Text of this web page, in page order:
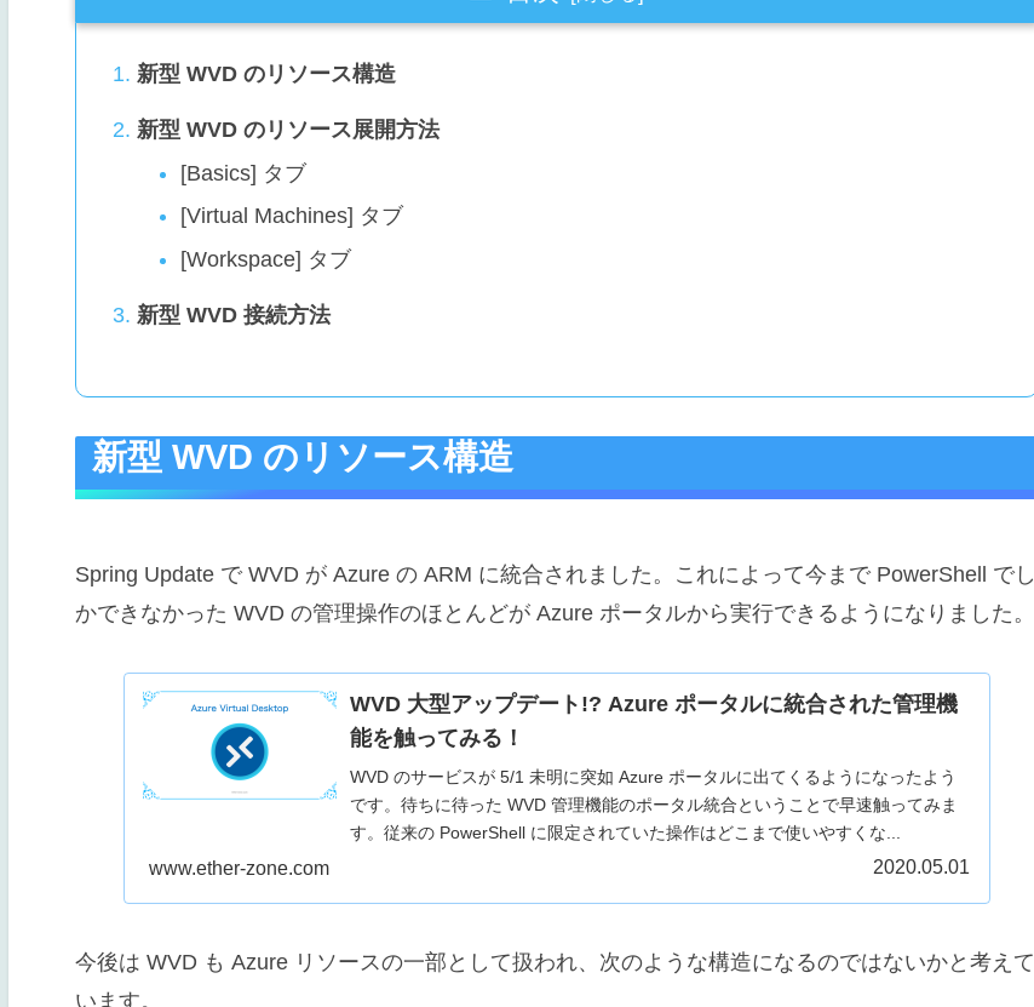
新型 WVD のリソース構造
新型 WVD のリソース展開方法
[Basics] タブ
[Virtual Machines] タブ
[Workspace] タブ
新型 WVD 接続方法
新型 WVD のリソース構造
Spring Update で WVD が Azure の ARM に統合されました。これによって今まで PowerShell でし
かできなかった WVD の管理操作のほとんどが Azure ポータルから実行できるようになりました。
WVD 大型アップデート!? Azure ポータルに統合された管理機
能を触ってみる！
WVD のサービスが 5/1 未明に突如 Azure ポータルに出てくるようになったよう
です。待ちに待った WVD 管理機能のポータル統合ということで早速触ってみま
す。従来の PowerShell に限定されていた操作はどこまで使いやすくな...
www.ether-zone.com 2020.05.01
今後は WVD も Azure リソースの一部として扱われ、次のような構造になるのではないかと考えて
います。